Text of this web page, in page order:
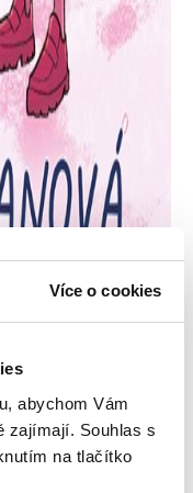
Více o cookies
abychom Vám
zajímají. Souhlas s
na tlačítko